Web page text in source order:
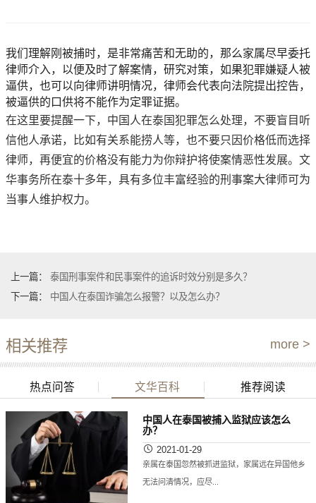
我们理解刚被捕时，是非常痛苦和无助的，那么家属尽早委托
律师介入，以便及时了解案情，研究对策，如果犯罪嫌疑人被
逼供，也可以向律师讲明情况，律师会代表向法院提出控告，
被逼供的口供将不能作为定罪证据。
在这里要提醒一下，中国人在泰国犯罪怎么处理，不要盲目听
信他人承诺，比如有关系能捞人等，也不要只因价格低而选择
律师，再便宜的价格没有能力为你辩护将使案情恶性发展。文
华事务所在泰十多年，具有多位丰富经验的刑事案大律师可为
当事人维护权力。
上一篇：
泰国刑事案件和民事案件的追诉时效分别是多久？
下一篇：
中国人在泰国诈骗怎么报警？以及怎么办？
相关推荐 more >
热点问答 文华百科 推荐阅读
中国人在泰国被捕入监狱应该怎么
办？
2021-01-29
亲属在泰国忽然被抓进监狱，家属远在异国他乡
无法问清情况，应尽...